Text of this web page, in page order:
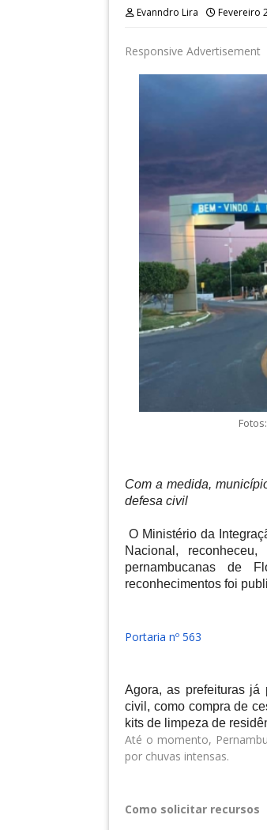
Evanndro Lira Fevereiro
Responsive Advertisement
Com a medida,
defesa civil
O Ministério da
Nacional,
pernambucanas de
reconhecimentos foi
Portaria nº 563
Agora, as prefeituras já
civil, como compra de
kits de limpeza de
Até o momento,
por chuvas intensas.
Como solicitar recursos